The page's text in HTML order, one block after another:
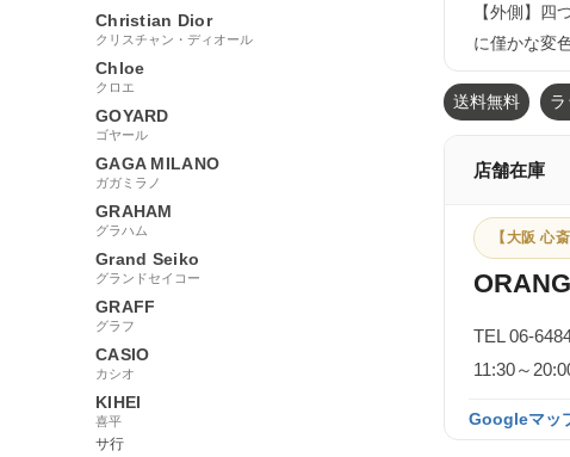
Christian Dior
クリスチャン・ディオール
Chloe
クロエ
GOYARD
ゴヤール
GAGA MILANO
ガガミラノ
GRAHAM
グラハム
Grand Seiko
グランドセイコー
GRAFF
グラフ
CASIO
カシオ
KIHEI
喜平
サ行
【外側】
に僅かな変
送料無料
店舗在庫
【大阪 心斎
TEL 06-
11:30～
Googleマッ